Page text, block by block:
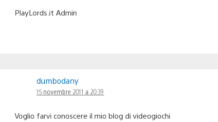
PlayLords.it Admin
dumbodany
15 novembre 2011 a 20:39
Voglio farvi conoscere il mio blog di videogiochi